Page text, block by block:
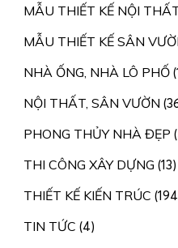
MẪU THIẾT KẾ NỘI
MẪU THIẾT KẾ SÂN
NHÀ ỐNG, NHÀ LÔ PHỐ
NỘI THẤT, SÂN VƯỜN
PHONG THỦY NHÀ ĐẸP
THI CÔNG XÂY DỰNG (13)
THIẾT KẾ KIẾN TRÚC
TIN TỨC (4)